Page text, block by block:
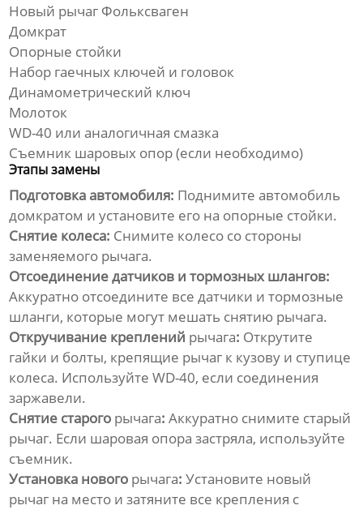
Новый рычаг Фольксваген
Домкрат
Опорные стойки
Набор гаечных ключей и головок
Динамометрический ключ
Молоток
WD-40 или аналогичная смазка
Съемник шаровых опор (если необходимо)
Этапы замены
Подготовка автомобиля: Поднимите автомобиль
домкратом и установите его на опорные стойки.
Снятие колеса: Снимите колесо со стороны
заменяемого рычага.
Отсоединение датчиков и тормозных шлангов:
Аккуратно отсоедините все датчики и тормозные
шланги, которые могут мешать снятию рычага.
Откручивание креплений рычага: Открутите
гайки и болты, крепящие рычаг к кузову и ступице
колеса. Используйте WD-40, если соединения
заржавели.
Снятие старого рычага: Аккуратно снимите старый
рычаг. Если шаровая опора застряла, используйте
съемник.
Установка нового рычага: Установите новый
рычаг на место и затяните все крепления с